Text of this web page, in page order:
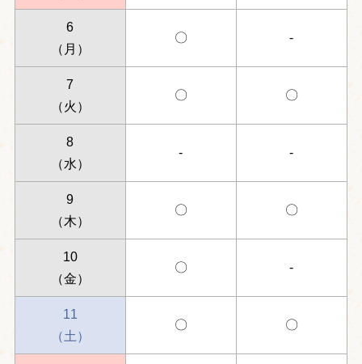
6
（月）
〇 -
7
（火）
〇 〇
8
（水）
- -
9
（木）
〇 〇
10
（金）
〇 -
11
（土）
〇 〇